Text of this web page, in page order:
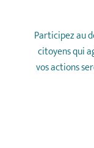
Participez au
citoyens qui
vos actions